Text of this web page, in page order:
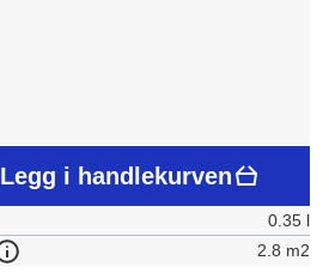
Legg i handlekurven
0.35 l
2.8 m2